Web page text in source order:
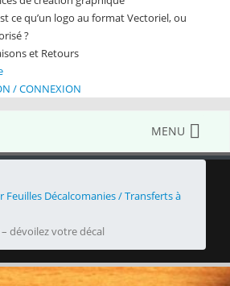
ce qu’un logo au format Vectoriel, ou
?
et Retours
/ CONNEXION
MENU
Feuilles Décalcomanies / Transferts à
dévoilez votre décal